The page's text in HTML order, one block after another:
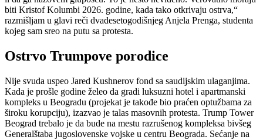
biti Kristof Kolumbi 2026. godine, kada tako otkrivaju ostrva,“
razmišljam u glavi reči dvadesetogodišnjeg Anjela Prenga, studenta
kojeg sam sreo na putu sa protesta.
Ostrvo Trumpove porodice
Nije svuda uspeo Jared Kushnerov fond sa saudijskim ulaganjima.
Kada je prošle godine želeo da gradi luksuzni hotel i apartmanski
kompleks u Beogradu (projekat je takođe bio praćen optužbama za
široku korupciju), izazvao je talas masovnih protesta. Trump Tower
Beograd trebalo je da bude na mestu razrušenog kompleksa bivšeg
Generalštaba jugoslovenske vojske u centru Beograda. Sećanje na